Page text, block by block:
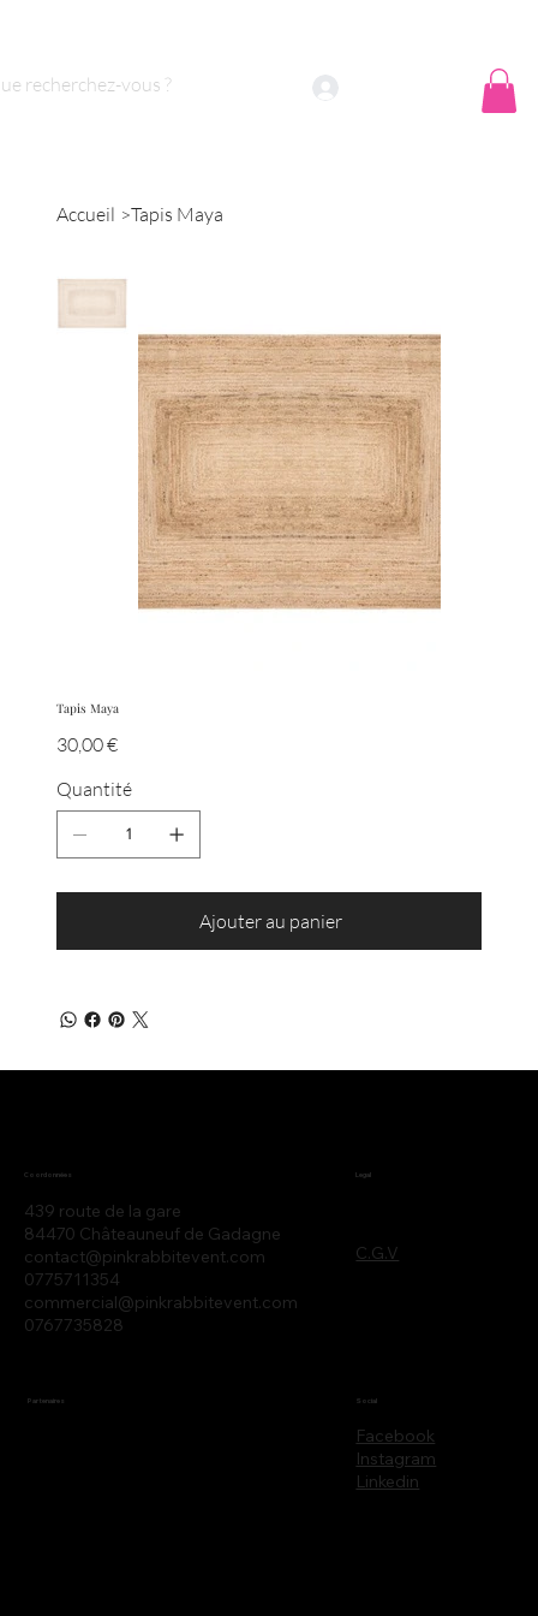
nous ?
Accueil >Tapis Maya
Tapis Maya
Prix
30,00 €
Quantité
Ajouter au panier
439 route de la gare
84470 Châteauneuf de Gadagne
contact@pinkrabbitevent.com
0775711354
commercial@pinkrabbitevent.com
0767735828
Coordonnées
C.G.V
Legal
Partenaires
Facebook
Instagram
Linkedin
Social